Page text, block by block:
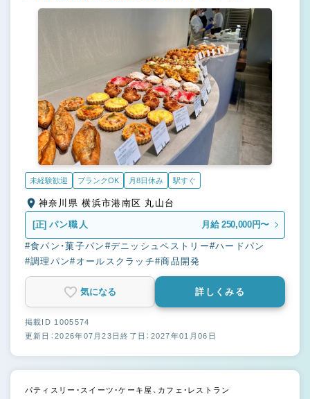
未経験歓迎 ブランクOK 月8日休み 駅すぐ
神奈川県 横浜市港南区 丸山台
[正] パン職人 月給 250,000円〜
#食パン・菓子パン #デニッシュペストリー#ハードパン
#調理パン#オールスクラッチ#商品開発
気になる 詳しくみる
掲載ID 1005574
更新日：2026年07月23日終了日：2027年01月06日
パティスリー・スイーツ・ケーキ屋、カフェ・レストラン